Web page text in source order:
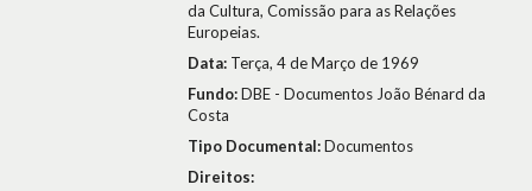
da Cultura, Comissão para as Relações
Europeias.
Data: Terça, 4 de Março de 1969
Fundo:DBE - Documentos João Bénard da
Costa
Tipo Documental:Documentos
Direitos: